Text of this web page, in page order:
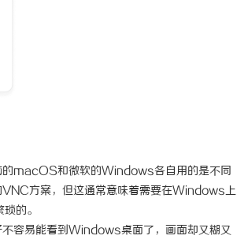
的macOS和微软的Windows各自用的是不同
VNC方案，但这通常意味着需要在Windows上
的。
容易能看到Windows桌面了，画面却又糊又
生的 源宝库